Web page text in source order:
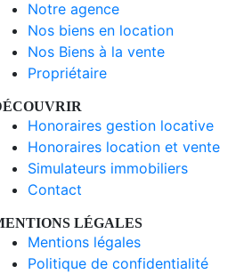
Notre agence
Nos biens en location
Nos Biens à la vente
Propriétaire
Honoraires gestion locative
Honoraires location et vente
Simulateurs immobiliers
Contact
LÉGALES
Mentions légales
Politique de confidentialité